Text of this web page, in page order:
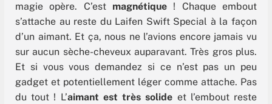
magie opère. C’est magnétique ! Chaque embout
s’attache au reste du Laifen Swift Special à la façon
d’un aimant. Et ça, nous ne l’avions encore jamais vu
sur aucun sèche-cheveux auparavant. Très gros plus.
Et si vous vous demandez si ce n’est pas un peu
gadget et potentiellement léger comme attache. Pas
du tout ! L’aimant est très solide et l’embout reste